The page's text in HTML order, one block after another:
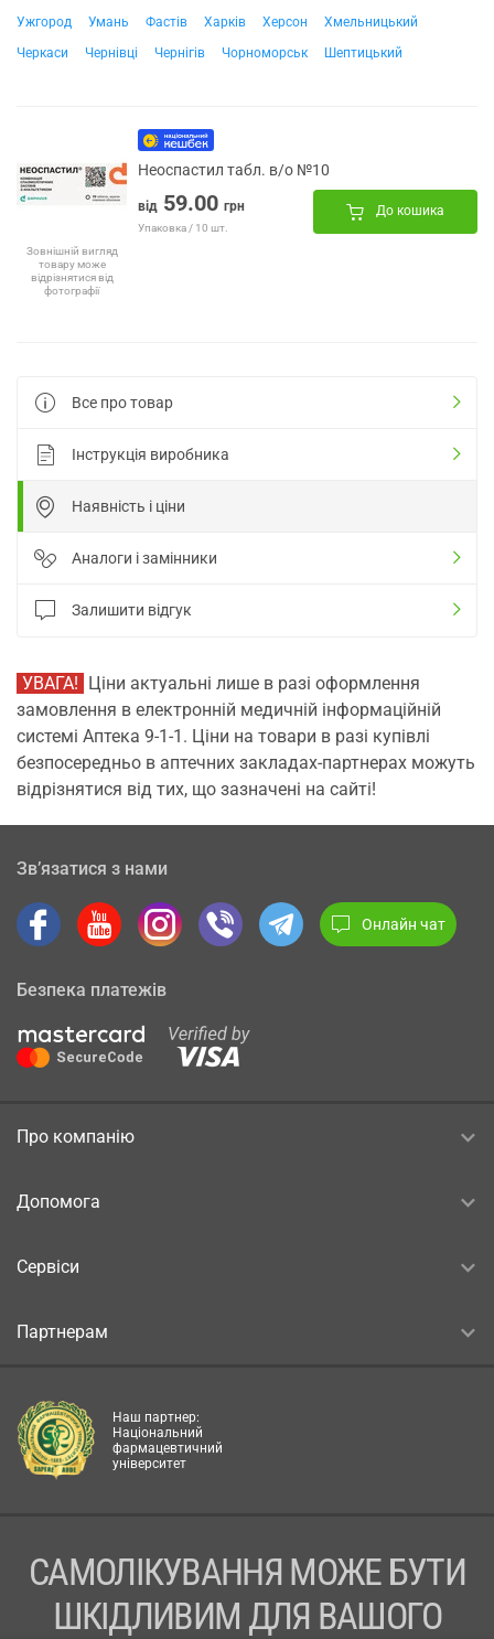
Ужгород
Умань Фастів Харків Херсон
Хмельницький
Черкаси
Чернівці Чернігів Чорноморськ Шептицький
Зовнішній вигляд
товару може
відрізнятися від
фотографії
Неоспастил табл. в/о №10
від 59.00 грн
Упаковка / 10 шт.
До кошика
Все про товар
Інструкція виробника
Наявність і ціни
Аналоги і замінники
Залишити відгук
УВАГА! Ціни актуальні лише в разі оформлення
замовлення в електронній медичній інформаційній
системі Аптека 9-1-1. Ціни на товари в разі купівлі
безпосередньо в аптечних закладах-партнерах можуть
відрізнятися від тих, що зазначені на сайті!
Зв’язатися з нами
Онлайн чат
Безпека платежів
Про компанію
Допомога
Сервіси
Партнерам
Наш партнер:
Національний
фармацевтичний
університет
САМОЛІКУВАННЯ МОЖЕ БУТИ
ШКІДЛИВИМ ДЛЯ ВАШОГО